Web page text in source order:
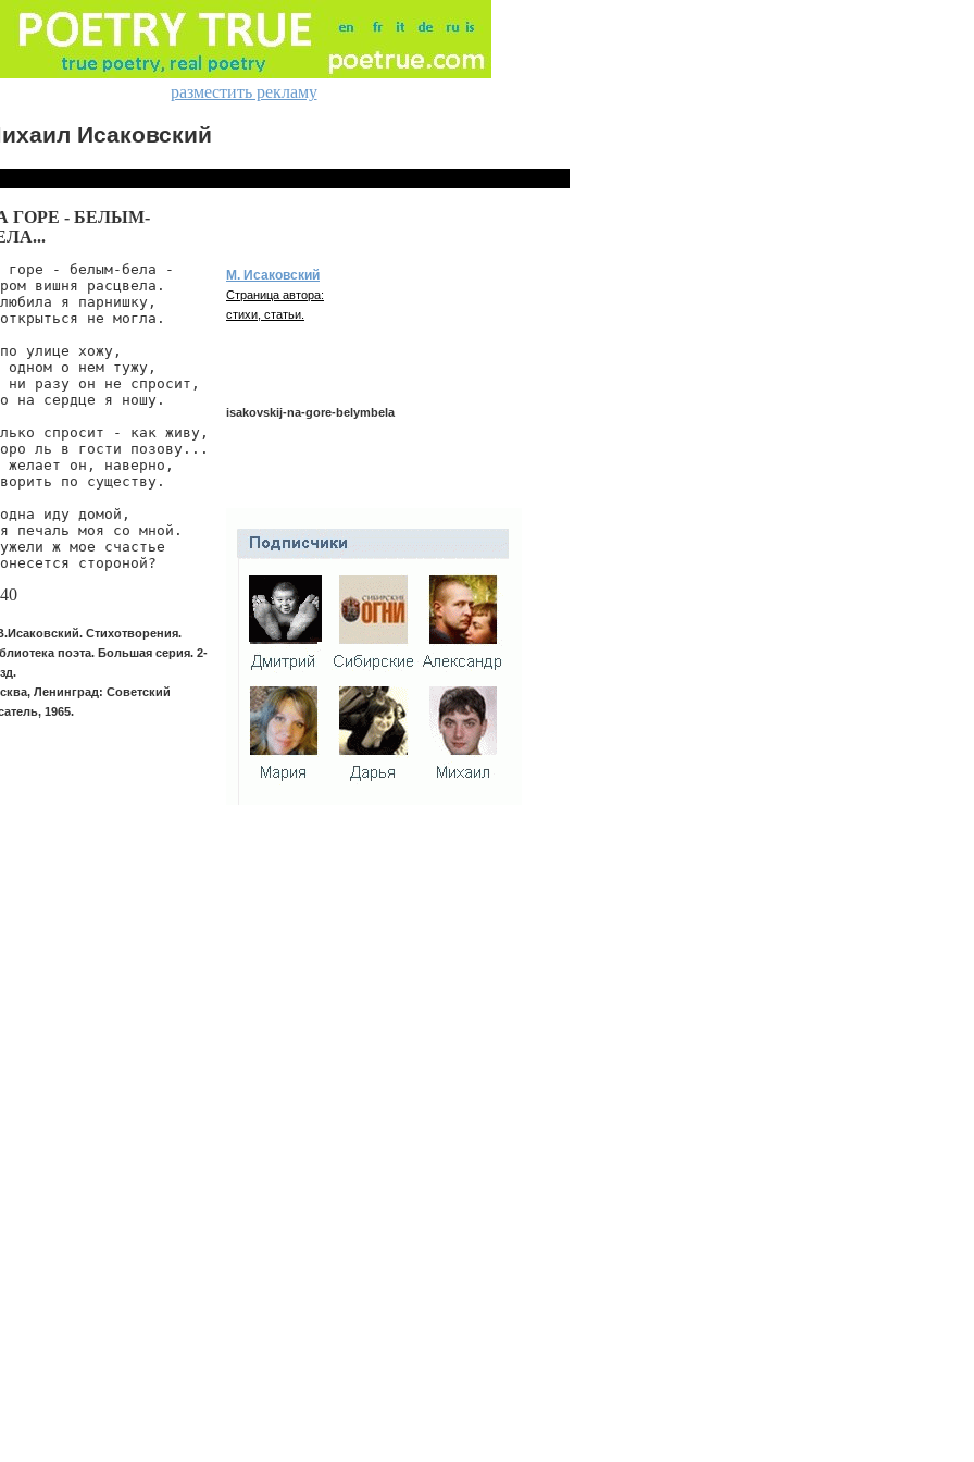
разместить рекламу
Исаковский
ГОРЕ - БЕЛЫМ-
горе - белым-бела -
вишня расцвела.
я парнишку,
не могла.
улице хожу,
одном о нем тужу,
ни разу он не спросит,
на сердце я ношу.
спросит - как живу,
ль в гости позову...
желает он, наверно,
по существу.
иду домой,
печаль моя со мной.
ж мое счастье
стороной?
Стихотворения.
поэта. Большая серия. 2-
Ленинград: Советский
1965.
М. Исаковский
Страница автора:
стихи, статьи.
isakovskij-na-gore-belymbela